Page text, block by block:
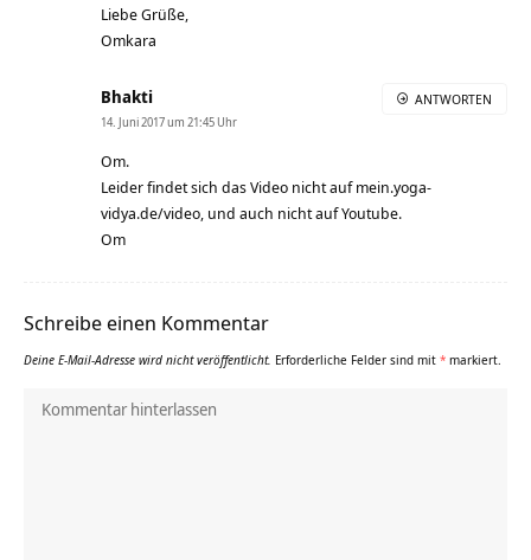
Liebe Grüße,
Omkara
Bhakti
14. Juni 2017 um 21:45 Uhr
Om.
Leider findet sich das Video nicht auf mein.yoga-
vidya.de/video, und auch nicht auf Youtube.
Om
ANTWORTEN
Schreibe einen Kommentar
Deine E-Mail-Adresse wird nicht veröffentlicht. Erforderliche Felder sind mit * markiert.